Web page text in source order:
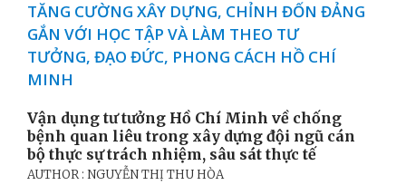
TĂNG CƯỜNG XÂY DỰNG, CHỈNH ĐỐN ĐẢNG
GẮN VỚI HỌC TẬP VÀ LÀM THEO TƯ
TƯỞNG, ĐẠO ĐỨC, PHONG CÁCH HỒ CHÍ
MINH
Vận dụng tư tưởng Hồ Chí Minh về chống
bệnh quan liêu trong xây dựng đội ngũ cán
bộ thực sự trách nhiệm, sâu sát thực tế
AUTHOR : NGUYỄN THỊ THU HÒA